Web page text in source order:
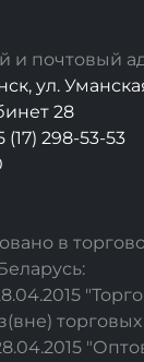
и почтовый
ул.
28
(17) 298-53-53
в